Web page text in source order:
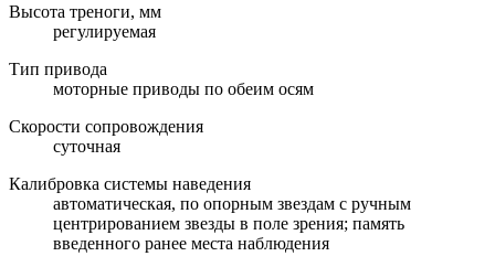
Высота треноги, мм
регулируемая
Тип привода
моторные приводы по обеим осям
Скорости сопровождения
суточная
Калибровка системы наведения
автоматическая, по опорным звездам с ручным
центрированием звезды в поле зрения; память
введенного ранее места наблюдения